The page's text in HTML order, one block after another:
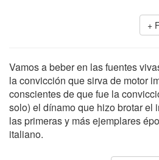
Vamos a beber en las fuentes
la convicción que sirva de motor
conscientes de que fue la
solo) el dínamo que hizo brotar el
las primeras y más ejemplares
italiano.